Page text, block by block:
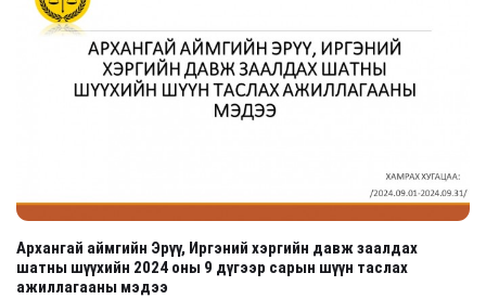
Архангай аймгийн Эрүү, Иргэний хэргийн давж заалдах
шатны шүүхийн 2024 оны 9 дүгээр сарын шүүн таслах
ажиллагааны мэдээ